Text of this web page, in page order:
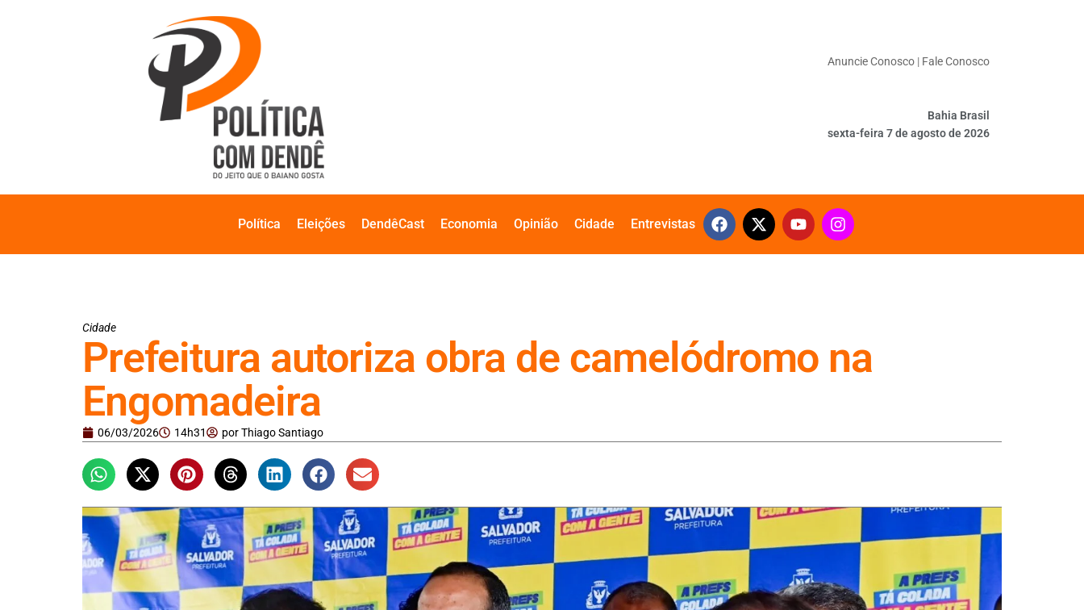
Anuncie Conosco | Fale Conosco
Bahia Brasil
sexta-feira 7 de agosto de 2026
Política Eleições DendêCast Economia Opinião Cidade Entrevistas
Cidade
Prefeitura autoriza obra de camelódromo na
Engomadeira
06/03/2026 14h31 porThiago Santiago